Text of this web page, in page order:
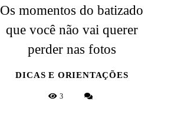
Os momentos do batizado
que você não vai querer
perder nas fotos
DICAS E ORIENTAÇÕES
3